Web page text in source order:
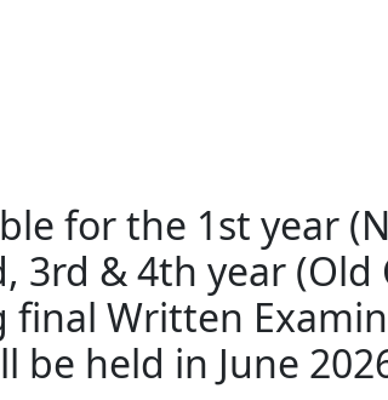
for the 1st year
3rd & 4th year (Old
final Written
be held in June